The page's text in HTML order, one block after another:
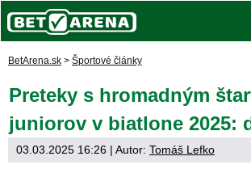
BetArena.sk > Športové články
Preteky s hromadným
juniorov v biatlone 2025:
03.03.2025 16:26 | Autor: Tomáš Lefko